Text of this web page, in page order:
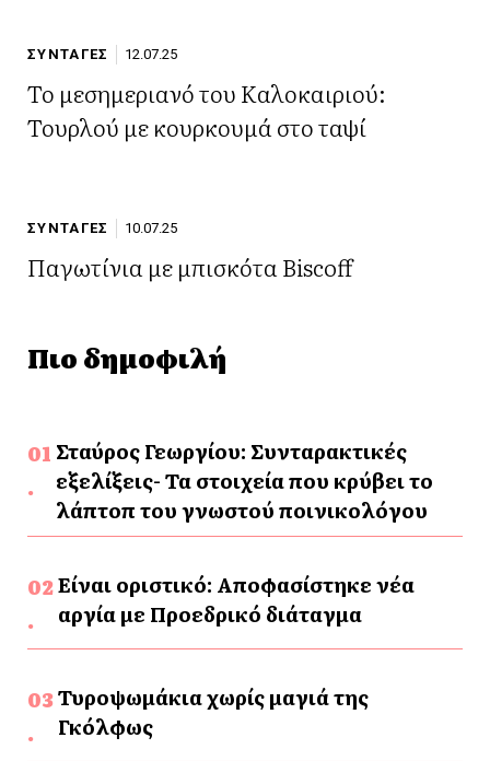
ΣΥΝΤΑΓΕΣ 12.07.25
Το μεσημεριανό του Καλοκαιριού:
Τουρλού με κουρκουμά στο ταψί
ΣΥΝΤΑΓΕΣ 10.07.25
Παγωτίνια με μπισκότα Biscoff
Πιο δημοφιλή
Σταύρος Γεωργίου: Συνταρακτικές
εξελίξεις- Τα στοιχεία που κρύβει το
λάπτοπ του γνωστού ποινικολόγου
Είναι οριστικό: Αποφασίστηκε νέα
αργία με Προεδρικό διάταγμα
Τυροψωμάκια χωρίς μαγιά της
Γκόλφως